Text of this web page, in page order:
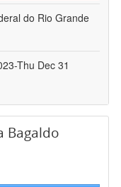
do Rio Grande
Thu Dec 31
Bagaldo